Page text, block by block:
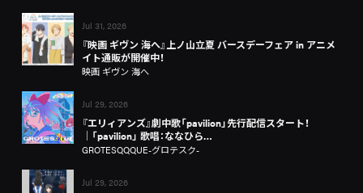
Jul 31, 2026
『映画 ギヴン 海へ』上ノ山立夏 バースデーフェア in アニメ
イト通販が開催中！
映画 ギヴン 海へ
Jul 29, 2026
『エリィアンズ』劇中歌「pavilion」先行配信スタート！
│「pavilion」 歌唱：ななひら…
GROTESQQQUE-グロテスク-
Jul 29, 2026